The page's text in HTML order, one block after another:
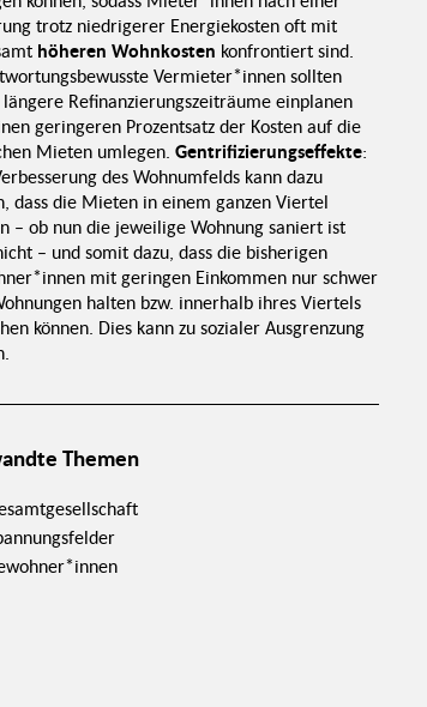
Zusatznutzen messen?
Chancen der
Quantifizierung
Herausforderungen
der
Quantifizierung
messbar
Wirtschaftlichkeit
und Nachhaltigkeit
trotz niedrigerer Energiekosten oft mit
höheren Wohnkosten konfrontiert sind.
Vermieter*innen sollten
Refinanzierungszeiträume einplanen
geringeren Prozentsatz der Kosten auf die
Mieten umlegen. Gentrifizierungseffekte:
des Wohnumfelds kann dazu
dass die Mieten in einem ganzen Viertel
– ob nun die jeweilige Wohnung saniert ist
– und somit dazu, dass die bisherigen
mit geringen Einkommen nur schwer
halten bzw. innerhalb ihres Viertels
können. Dies kann zu sozialer Ausgrenzung
Themen